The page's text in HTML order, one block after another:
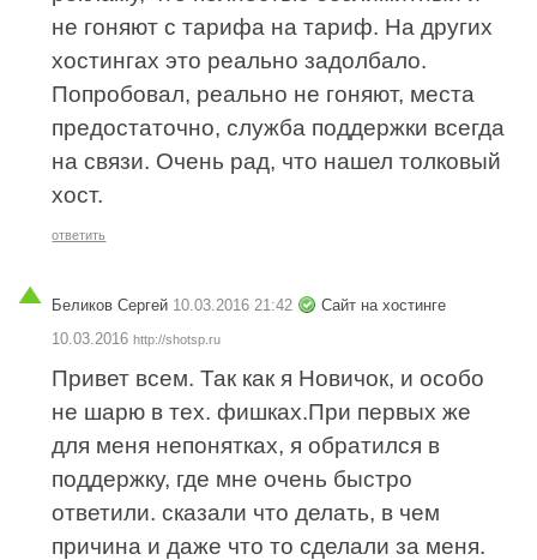
не гоняют с тарифа на тариф. На других
хостингах это реально задолбало.
Попробовал, реально не гоняют, места
предостаточно, служба поддержки всегда
на связи. Очень рад, что нашел толковый
хост.
ответить
Беликов Сергей 10.03.2016 21:42
Сайт на хостинге
10.03.2016 http://shotsp.ru
Привет всем. Так как я Новичок, и особо
не шарю в тех. фишках.При первых же
для меня непонятках, я обратился в
поддержку, где мне очень быстро
ответили. сказали что делать, в чем
причина и даже что то сделали за меня.